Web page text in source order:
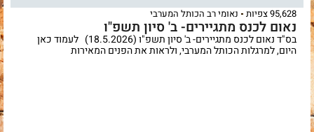
95,628 צפיות נאומי רב הכותל המערבי
נאום לכנס מתגיירים- ב' סיון תשפ"ו
בס"ד נאום לכנס מתגיירים- ב' סיון תשפ"ו (18.5.2026) לעמוד כאן
היום, למרגלות הכותל המערבי, ולראות את הפנים המאירות